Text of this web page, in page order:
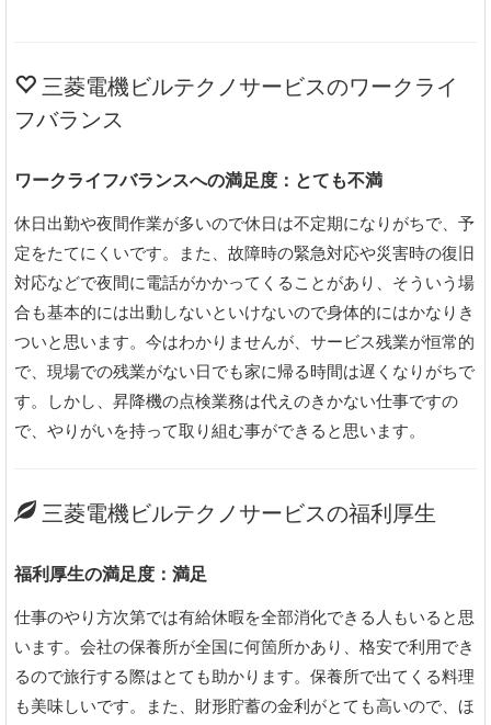
三菱電機ビルテクノサービスのワークライ
フバランス
ワークライフバランスへの満足度：とても不満
休日出勤や夜間作業が多いので休日は不定期になりがちで、予
定をたてにくいです。また、故障時の緊急対応や災害時の復旧
対応などで夜間に電話がかかってくることがあり、そういう場
合も基本的には出動しないといけないので身体的にはかなりき
ついと思います。今はわかりませんが、サービス残業が恒常的
で、現場での残業がない日でも家に帰る時間は遅くなりがちで
す。しかし、昇降機の点検業務は代えのきかない仕事ですの
で、やりがいを持って取り組む事ができると思います。
三菱電機ビルテクノサービスの福利厚生
福利厚生の満足度：満足
仕事のやり方次第では有給休暇を全部消化できる人もいると思
います。会社の保養所が全国に何箇所かあり、格安で利用でき
るので旅行する際はとても助かります。保養所で出てくる料理
も美味しいです。また、財形貯蓄の金利がとても高いので、ほ